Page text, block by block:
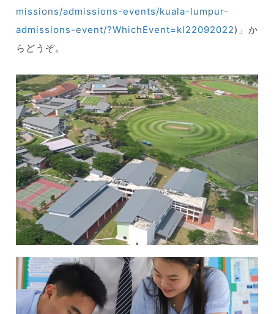
missions/admissions-events/kuala-lumpur-
admissions-event/?WhichEvent=kl22092022)」か
らどうぞ。